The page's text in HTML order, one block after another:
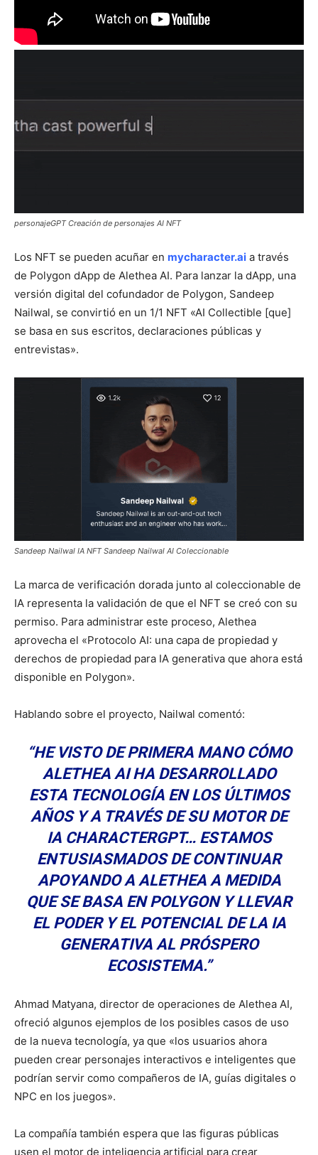
personajeGPT Creación de personajes AI NFT
Los NFT se pueden acuñar en mycharacter.ai a través
de Polygon dApp de Alethea AI. Para lanzar la dApp, una
versión digital del cofundador de Polygon, Sandeep
Nailwal, se convirtió en un 1/1 NFT «AI Collectible [que]
se basa en sus escritos, declaraciones públicas y
entrevistas».
Sandeep Nailwal IA NFT Sandeep Nailwal AI Coleccionable
La marca de verificación dorada junto al coleccionable de
IA representa la validación de que el NFT se creó con su
permiso. Para administrar este proceso, Alethea
aprovecha el «Protocolo AI: una capa de propiedad y
derechos de propiedad para IA generativa que ahora está
disponible en Polygon».
Hablando sobre el proyecto, Nailwal comentó:
“HE VISTO DE PRIMERA MANO CÓMO
ALETHEA AI HA DESARROLLADO
ESTA TECNOLOGÍA EN LOS ÚLTIMOS
AÑOS Y A TRAVÉS DE SU MOTOR DE
IA CHARACTERGPT… ESTAMOS
ENTUSIASMADOS DE CONTINUAR
APOYANDO A ALETHEA A MEDIDA
QUE SE BASA EN POLYGON Y LLEVAR
EL PODER Y EL POTENCIAL DE LA IA
GENERATIVA AL PRÓSPERO
ECOSISTEMA.”
Ahmad Matyana, director de operaciones de Alethea AI,
ofreció algunos ejemplos de los posibles casos de uso
de la nueva tecnología, ya que «los usuarios ahora
pueden crear personajes interactivos e inteligentes que
podrían servir como compañeros de IA, guías digitales o
NPC en los juegos».
La compañía también espera que las figuras públicas
usen el motor de inteligencia artificial para crear